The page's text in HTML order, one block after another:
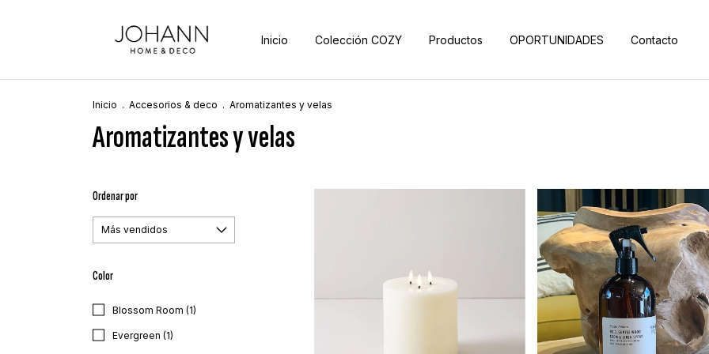
Inicio Colección COZY Productos OPORTUNIDADES Contacto
Inicio . Accesorios & deco . Aromatizantes y velas
Aromatizantes y velas
Ordenar por
Color
Blossom Room (1)
Evergreen (1)